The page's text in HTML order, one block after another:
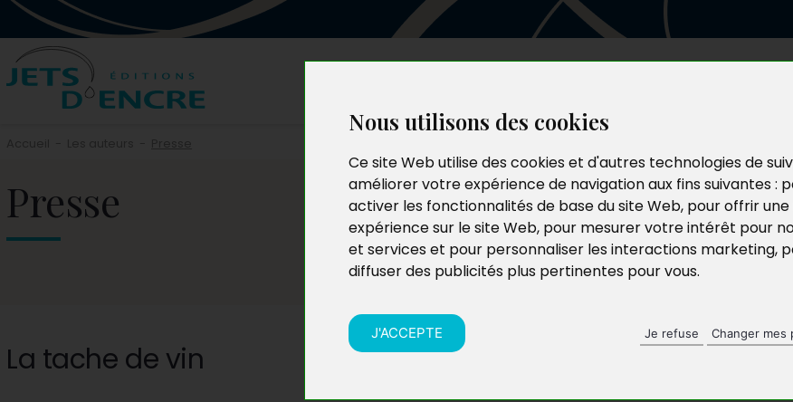
Nous utilisons des cookies
Ce site Web utilise des cookies et d'autres technologies de
améliorer votre expérience de navigation aux fins suivantes :
activer les fonctionnalités de base du site Web, pour offrir
expérience sur le site Web, pour mesurer votre intérêt pour
et services et pour personnaliser les interactions marketing,
diffuser des publicités plus pertinentes pour vous.
J'ACCEPTE Je refuse Changer mes
Presse
La tache de vin